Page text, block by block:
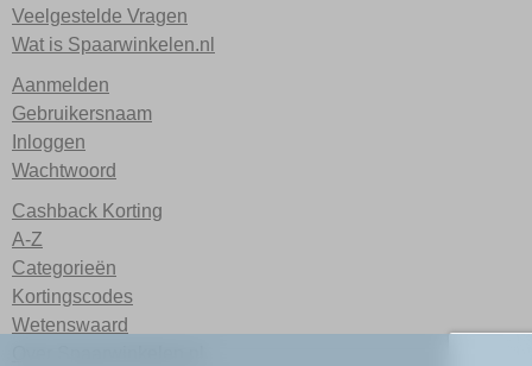
Veelgestelde Vragen
Wat is Spaarwinkelen.nl
Aanmelden
Gebruikersnaam
Inloggen
Wachtwoord
Cashback Korting
A-Z
Categorieën
Kortingscodes
Wetenswaard